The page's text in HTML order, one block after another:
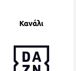
Κανάλι